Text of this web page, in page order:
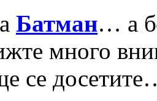
Батман… а
много
се